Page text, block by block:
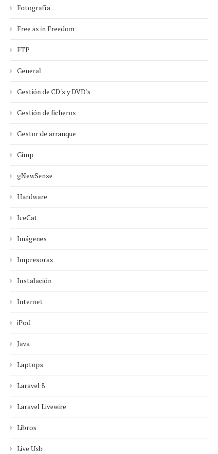
Fotografía
Free as in Freedom
FTP
General
Gestión de CD's y DVD's
Gestión de ficheros
Gestor de arranque
Gimp
gNewSense
Hardware
IceCat
Imágenes
Impresoras
Instalación
Internet
iPod
Java
Laptops
Laravel 8
Laravel Livewire
Libros
Live Usb